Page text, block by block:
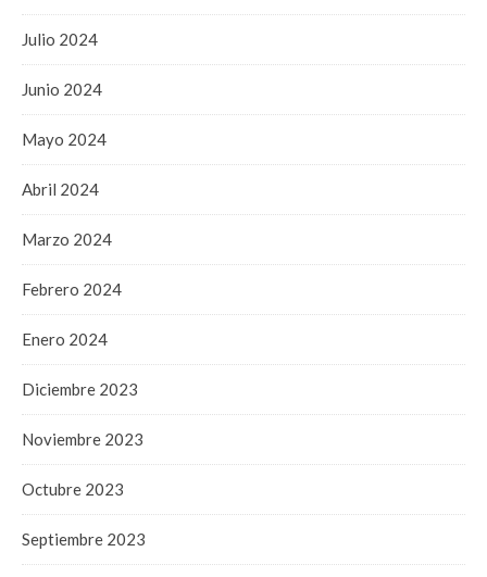
Julio 2024
Junio 2024
Mayo 2024
Abril 2024
Marzo 2024
Febrero 2024
Enero 2024
Diciembre 2023
Noviembre 2023
Octubre 2023
Septiembre 2023